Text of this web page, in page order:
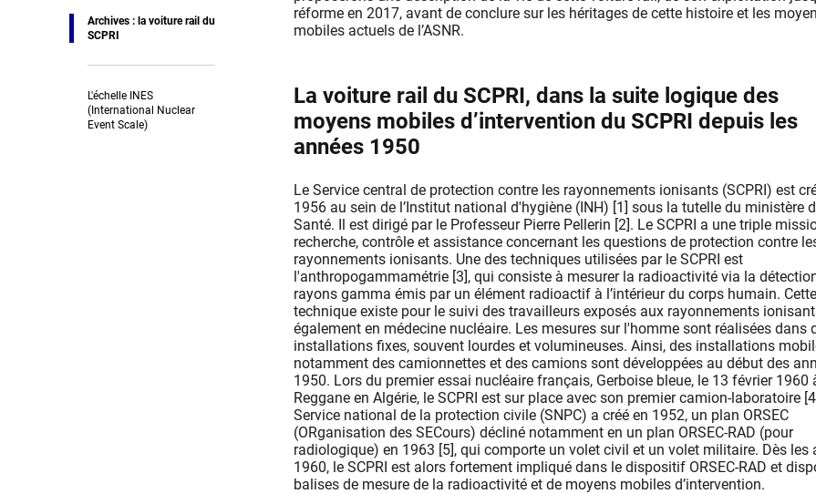
Archives : la voiture rail du
SCPRI
L'échelle INES
(International Nuclear
Event Scale)
réforme en 2017, avant de conclure sur les héritages de cette histoire et les
mobiles actuels de l’ASNR.
La voiture rail du SCPRI, dans la suite logique des
moyens mobiles d’intervention du SCPRI depuis les
années 1950
Le Service central de protection contre les rayonnements ionisants (SCPRI) est
1956 au sein de l’Institut national d'hygiène (INH) [1] sous la tutelle du ministère
Santé. Il est dirigé par le Professeur Pierre Pellerin [2]. Le SCPRI a une triple
recherche, contrôle et assistance concernant les questions de protection contre
rayonnements ionisants. Une des techniques utilisées par le SCPRI est
l'anthropogammamétrie [3], qui consiste à mesurer la radioactivité via la
rayons gamma émis par un élément radioactif à l’intérieur du corps humain. Cette
technique existe pour le suivi des travailleurs exposés aux rayonnements
également en médecine nucléaire. Les mesures sur l'homme sont réalisées dans
installations fixes, souvent lourdes et volumineuses. Ainsi, des installations
notamment des camionnettes et des camions sont développées au début des
1950. Lors du premier essai nucléaire français, Gerboise bleue, le 13 février 1960
Reggane en Algérie, le SCPRI est sur place avec son premier camion-laboratoire
Service national de la protection civile (SNPC) a créé en 1952, un plan ORSEC
(ORganisation des SECours) décliné notamment en un plan ORSEC-RAD (pour
radiologique) en 1963 [5], qui comporte un volet civil et un volet militaire. Dès les
1960, le SCPRI est alors fortement impliqué dans le dispositif ORSEC-RAD et
balises de mesure de la radioactivité et de moyens mobiles d’intervention.